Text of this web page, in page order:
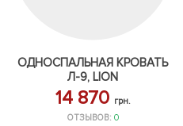
ОДНОСПАЛЬНАЯ КРОВАТЬ
Л-9, LION
14 870 грн.
ОТЗЫВОВ: 0